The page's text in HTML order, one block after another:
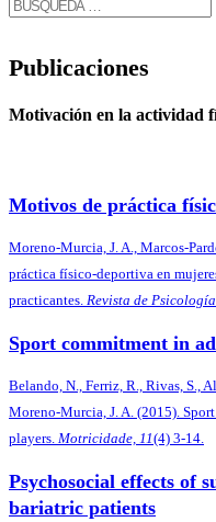
Publicaciones
Motivación en la actividad
Motivos de práctica
Moreno-Murcia, J. A., Marcos-
práctica físico-deportiva en
practicantes. Revista de
Sport commitment in
Belando, N., Ferriz, R., Rivas, S.,
Moreno-Murcia, J. A. (2015).
players. Motricidade, 11(4) 3-14.
Psychosocial effects of
bariatric patients